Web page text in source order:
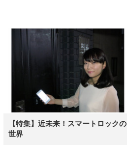
【特集】近未来！スマートロックの
世界